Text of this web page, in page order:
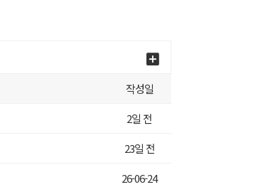
작성일
2일 전
23일 전
26-06-24